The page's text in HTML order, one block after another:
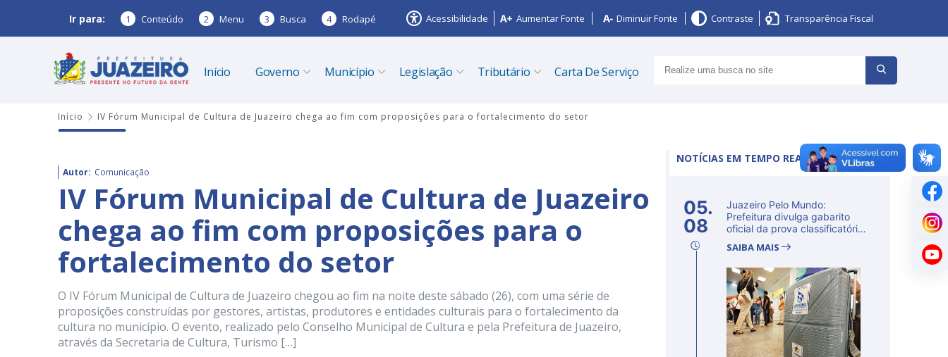
Ir para: 1 Conteúdo 2 Menu 3 Busca 4 Rodapé Acessibilidade Aumentar Fonte Diminuir Fonte Contraste Transparência Fiscal
Início Governo Município Legislação Tributário Carta De Serviço
Início IV Fórum Municipal de Cultura de Juazeiro chega ao fim com proposições para o fortalecimento do setor
Autor: Comunicação
IV Fórum Municipal de Cultura de Juazeiro
chega ao fim com proposições para o
fortalecimento do setor
O IV Fórum Municipal de Cultura de Juazeiro chegou ao fim na noite deste sábado (26), com uma série de
proposições construídas por gestores, artistas, produtores e entidades culturais para o fortalecimento da
cultura no município. O evento, realizado pelo Conselho Municipal de Cultura e pela Prefeitura de Juazeiro,
através da Secretaria de Cultura, Turismo […]
NOTÍCIAS EM TEMPO REAL
05.
08
Juazeiro Pelo Mundo:
Prefeitura divulga gabarito
oficial da prova classificatória
SAIBA MAIS